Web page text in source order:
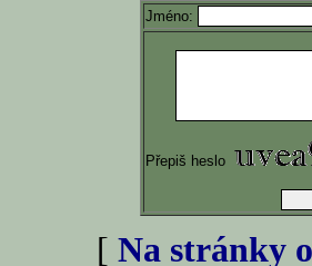
Jméno:
Přepiš heslo
[ Na stránky